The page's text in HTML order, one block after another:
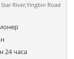
River,Yingbin Road
24 часа